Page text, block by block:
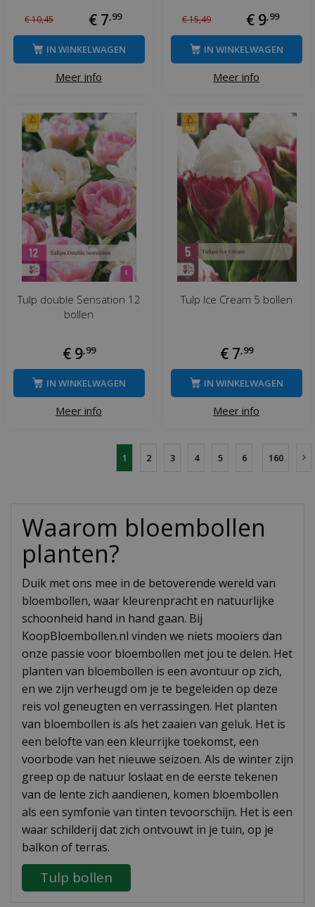
€10,45 € 7 99
Meer info
IN WINKELWAGEN
€15,49 € 9, 99
Meer info
IN WINKELWAGEN
Tulp double Sensation 12
bollen
€ 9, 99
Meer info
IN WINKELWAGEN
Tulp Ice Cream 5 bollen
€ 7 99
Meer info
IN WINKELWAGEN
1 2 3 4 5 6 160
Waarom bloembollen
planten?
Duik met ons mee in de betoverende wereld van
bloembollen, waar kleurenpracht en natuurlijke
schoonheid hand in hand gaan. Bij
KoopBloembollen.nl vinden we niets mooiers dan
onze passie voor bloembollen met jou te delen. Het
planten van bloembollen is een avontuur op zich,
en we zijn verheugd om je te begeleiden op deze
reis vol geneugten en verrassingen. Het planten
van bloembollen is als het zaaien van geluk. Het is
een belofte van een kleurrijke toekomst, een
voorbode van het nieuwe seizoen. Als de winter zijn
greep op de natuur loslaat en de eerste tekenen
van de lente zich aandienen, komen bloembollen
als een symfonie van tinten tevoorschijn. Het is een
waar schilderij dat zich ontvouwt in je tuin, op je
balkon of terras.
Tulp bollen